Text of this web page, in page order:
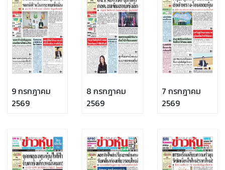
9 กรกฎาคม
2569
8 กรกฎาคม
2569
7 กรกฎาคม
2569